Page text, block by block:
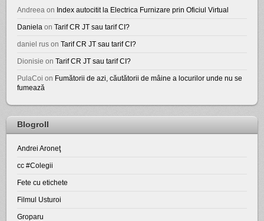
Andreea on Index autocitit la Electrica Furnizare prin Oficiul Virtual
Daniela onTarif CR JT sau tarif CI?
daniel rus onTarif CR JT sau tarif CI?
Dionisie onTarif CR JT sau tarif CI?
PulaCoi on Fumătorii de azi, căutătorii de mâine a locurilor unde nu se
fumează
Blogroll
Andrei Aroneţ
cc #Colegii
Fete cu etichete
Filmul Usturoi
Groparu